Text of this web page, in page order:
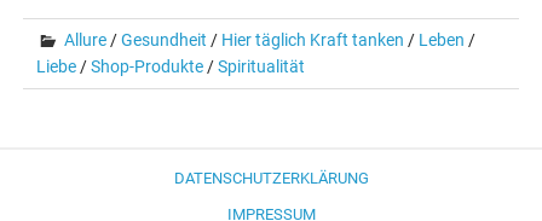
Allure /Gesundheit / Hier täglich Kraft tanken / Leben /
Liebe /Shop-Produkte /Spiritualität
DATENSCHUTZERKLÄRUNG
IMPRESSUM